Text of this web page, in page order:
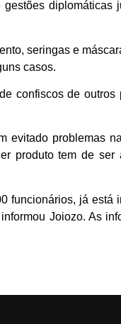
diplomáticas
seringas e
casos.
confiscos de outros
evitado problemas
produto tem de
funcionários, já está
Joiozo. As